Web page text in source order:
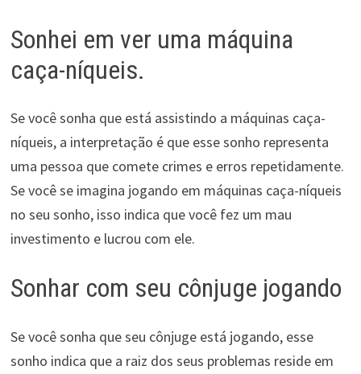
Sonhei em ver uma máquina
caça-níqueis.
Se você sonha que está assistindo a máquinas caça-
níqueis, a interpretação é que esse sonho representa
uma pessoa que comete crimes e erros repetidamente.
Se você se imagina jogando em máquinas caça-níqueis
no seu sonho, isso indica que você fez um mau
investimento e lucrou com ele.
Sonhar com seu cônjuge jogando
Se você sonha que seu cônjuge está jogando, esse
sonho indica que a raiz dos seus problemas reside em